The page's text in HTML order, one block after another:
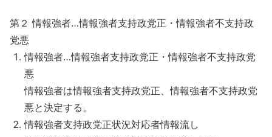
第２ 情報強者…情報強者支持政党正・情報強者不支持政
党悪
情報強者…情報強者支持政党正・情報強者不支持政党
悪
情報強者は情報強者支持政党正、情報強者不支持政党
悪と決定する。
情報強者支持政党正状況対応者情報流し